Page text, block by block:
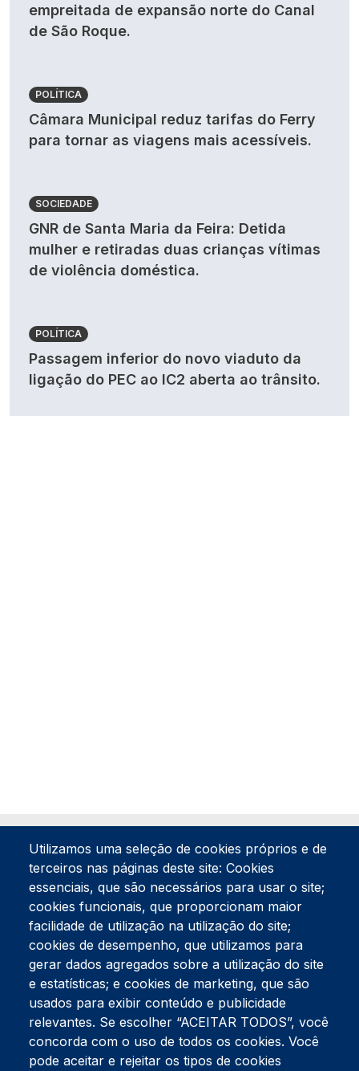
empreitada de expansão norte do Canal
de São Roque.
POLÍTICA
Câmara Municipal reduz tarifas do Ferry
para tornar as viagens mais acessíveis.
SOCIEDADE
GNR de Santa Maria da Feira: Detida
mulher e retiradas duas crianças vítimas
de violência doméstica.
POLÍTICA
Passagem inferior do novo viaduto da
ligação do PEC ao IC2 aberta ao trânsito.
Tel:234 390 100Fax:234 390 100
Endereço Postal
Apartado 42
Rua Gil Eanes 31
3834-908 Gafanha da Nazaré
Estúdios
Rua Prior Guerra
Utilizamos uma seleção de cookies próprios e de
terceiros nas páginas deste site: Cookies
essenciais, que são necessários para usar o site;
cookies funcionais, que proporcionam maior
facilidade de utilização na utilização do site;
cookies de desempenho, que utilizamos para
gerar dados agregados sobre a utilização do site
e estatísticas; e cookies de marketing, que são
usados para exibir conteúdo e publicidade
relevantes. Se escolher “ACEITAR TODOS”, você
concorda com o uso de todos os cookies. Você
pode aceitar e rejeitar os tipos de cookies